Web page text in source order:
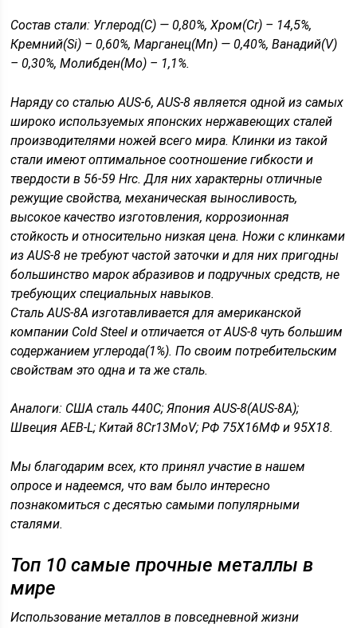
Состав стали: Углерод(C) — 0,80%, Хром(Cr) – 14,5%,
Кремний(Si) – 0,60%, Марганец(Mn) — 0,40%, Ванадий(V)
– 0,30%, Молибден(Мо) – 1,1%.
Наряду со сталью AUS-6, AUS-8 является одной из самых
широко используемых японских нержавеющих сталей
производителями ножей всего мира. Клинки из такой
стали имеют оптимальное соотношение гибкости и
твердости в 56-59 Hrс. Для них характерны отличные
режущие свойства, механическая выносливость,
высокое качество изготовления, коррозионная
стойкость и относительно низкая цена. Ножи с клинками
из AUS-8 не требуют частой заточки и для них пригодны
большинство марок абразивов и подручных средств, не
требующих специальных навыков.
Сталь AUS-8A изготавливается для американской
компании Cold Steel и отличается от AUS-8 чуть большим
содержанием углерода(1%). По своим потребительским
свойствам это одна и та же сталь.
Аналоги: США сталь 440С; Япония AUS-8(AUS-8A);
ШвецияАЕВ-L; Китай 8Cr13MoV; РФ 75Х16МФ и 95Х18.
Мы благодарим всех, кто принял участие в нашем
опросе и надеемся, что вам было интересно
познакомиться с десятью самыми популярными
сталями.
Топ 10 самые прочные металлы в
мире
Использование металлов в повседневной жизни